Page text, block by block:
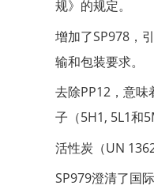
规》的规定。
增加了SP978，
输和包装要求。
去除PP12，意
子（5H1, 5L1和
活性炭（UN
SP979澄清了国